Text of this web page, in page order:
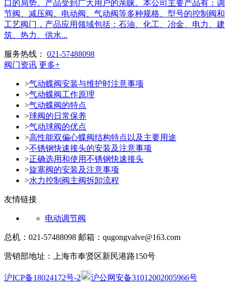
口的局势。产品受到广大用户的亲睐。本公司主要产品有：调
节阀、减压阀、电动阀、气动阀等多种规格、型号的控制阀和
工艺阀门，产品应用领域包括：石油、化工、冶金、电力、建
筑、热力、供水...
服务热线： 021-57488098
阀门资讯 更多+
>气动蝶阀安装与维护时注意事项
>气动蝶阀工作原理
>气动蝶阀的特点
>球阀的日常保养
>气动球阀的优点
>高性能双偏心蝶阀结构特点以及主要用途
>不锈钢快速接头的安装及注意事项
>正确选用和使用不锈钢快速接头
>旋塞阀的安装及注意事项
>水力控制阀主阀拆卸流程
友情链接
电动调节阀
总机：021-57488098 邮箱：qugongvalve@163.com
营销部地址：上海市奉贤区新民港路150号
沪ICP备18024172号-2 沪公网安备31012002005966号